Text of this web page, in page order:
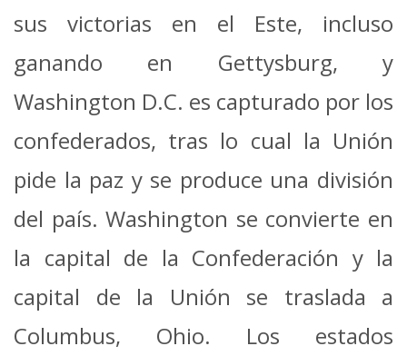
sus victorias en el Este, incluso
ganando en Gettysburg, y
Washington D.C. es capturado por los
confederados, tras lo cual la Unión
pide la paz y se produce una división
del país. Washington se convierte en
la capital de la Confederación y la
capital de la Unión se traslada a
Columbus, Ohio. Los estados